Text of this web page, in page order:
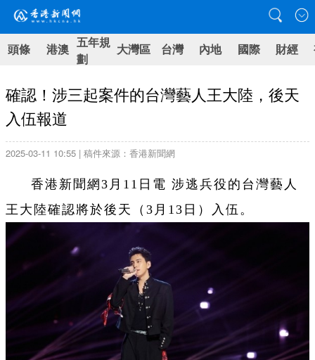
頭條 港澳 五年規
劃
大灣區 台灣 內地 國際 財經
確認！涉三起案件的台灣藝人王大陸，後天
入伍報道
2025-03-11 10:55 | 稿件來源：香港新聞網
香港新聞網3月11日電 涉逃兵役的台灣藝人
王大陸確認將於後天（3月13日）入伍。